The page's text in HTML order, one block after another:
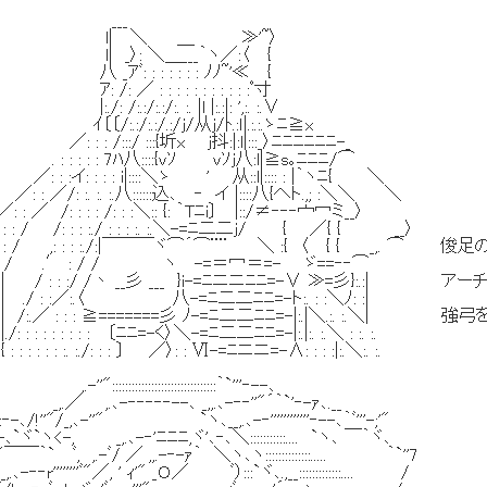
＿ ≫'~〉
＿___｀ヽ／:〈 {
: : : : : : ﾉﾉ~'≪ {
: : : : : : : : : :ﾟ寸
:. :. |l |:.:|: ',:. :.∨
.:/j/从j/ﾄ.:ｌ|.:.:.ゝﾆ≧x
圻x j抖:|:l|:::_〉ﾆﾆﾆﾆﾆﾆ-_
八::::{vｿ vｿj八:l|≧s｡ﾆﾆﾆ/⌒
: i|::::＼ゝ ' 从::l|:::: : |｀ヽﾆ{ ＼
:.八::::::込､ ‐ イ |::::八{へト.,; :＼＼ ＼
/: : :＼:: {: ｀Tﾆi〕 |::/≠‐‐‐宀冖ミ__〉
:./ : : : :. :.＼-=ﾆ二二j/ { ／{ { __〉
:|￣￣￣ヾ⌒´⌒¨¨ ＼ :{ 〈 { { _,. ⌒ 俊足の狩人
/ / ヽ -=＝冖＝=- ゞ==‐‐⌒
/丶 __彡 ___ }i-=ﾆニニﾆﾆ=-∨ ≫=彡}:.:| アーチャ
:.〈 八-=ﾆ二二ﾆﾆ=-ト:. : :＼ﾉ: :|
彡 ﾉ-=ﾆ二二ﾆﾆ=-|:.|＼.:. :.＼| 強弓を持つ
: 〔ﾆﾆ=-く〉＼-=ﾆ二二ﾆﾆ=-|:.|:. :.＼ : :. :.
:./: : : 〕 ／〉: : Ⅵ-=ﾆニニ=-∧: : : :|:.＼:. :.
｀`'''‐--､
､ _,,.､-‐‐''"´｀`'‐-ｧ､.__
､-''" `ヽ､__,.､-‐''''''''''''‐--､｀ﾞ'''-;'"
､-‐'ﾆﾆﾆ,ヾ'､‐､＼:::::::::::.... `ヽ､ ￣｀ヾ､
, ,.-ﾞ/ ／ ,,.-‐-ｧ｀ ＼ヽ､ヽ::::::::::::::..... ｀`''7
ﾞ"／, ' ｨ'" _Ｏ／ ﾞ）:::`ヾ､.,__:::::::::::::.... /